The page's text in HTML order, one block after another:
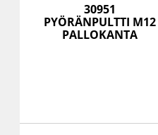
30951
PYÖRÄNPULTTI M12
PALLOKANTA